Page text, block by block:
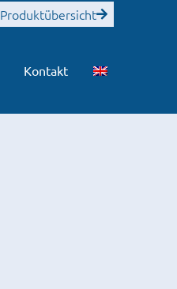
Produktübersicht
Kontakt